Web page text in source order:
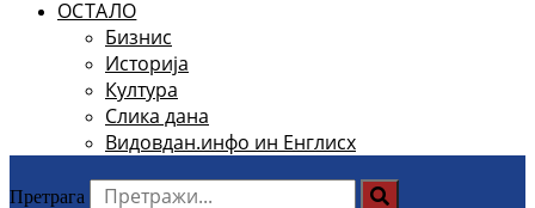
ОСТАЛО
Бизнис
Историја
Култура
Слика дана
Видовдан.инфо ин Енглисх
Претрага